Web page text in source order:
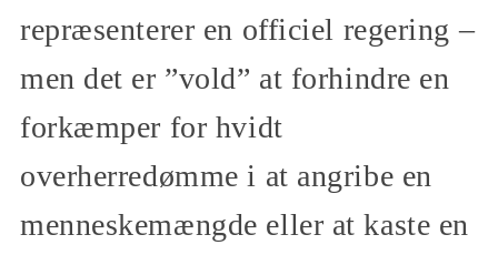
repræsenterer en officiel regering ­­–
men det er ”vold” at forhindre en
forkæmper for hvidt
overherredømme i at angribe en
menneskemængde eller at kaste en